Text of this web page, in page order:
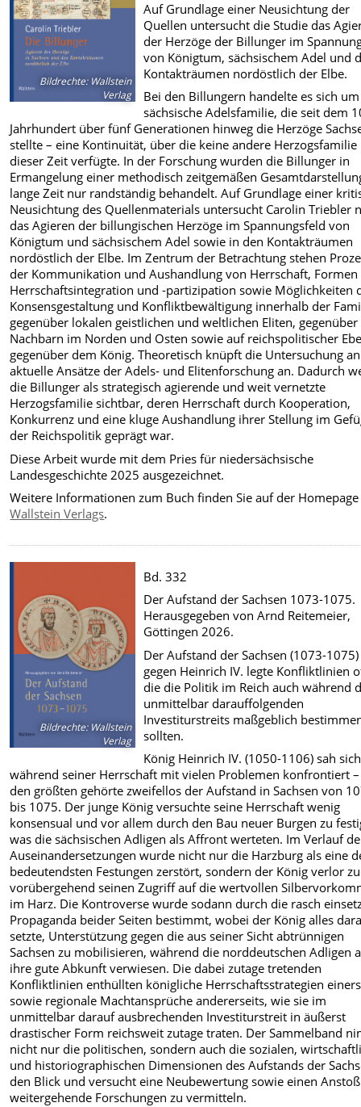
Bildrechte:Wallstein
Verlag
Auf Grundlage einer Neusichtung der
Quellen untersucht die Studie das
der Herzöge der Billunger im
von Königtum, sächsischem Adel und
Kontakträumen nordöstlich der Elbe.
Bei den Billungern handelte es sich
sächsische Adelsfamilie, die seit dem
Jahrhundert über fünf Generationen hinweg die Herzöge
stellte – eine Kontinuität, über die keine andere Herzogsfamilie
dieser Zeit verfügte. In der Forschung wurden die Billunger in
Ermangelung einer methodisch zeitgemäßen
lange Zeit nur randständig behandelt. Auf Grundlage einer
Neusichtung des Quellenmaterials untersucht Carolin Triebler
das Agieren der billungischen Herzöge im Spannungsfeld von
Königtum und sächsischem Adel sowie in den Kontakträumen
nordöstlich der Elbe. Im Zentrum der Betrachtung stehen
der Kommunikation und Aushandlung von Herrschaft, Formen
Herrschaftsintegration und -partizipation sowie Möglichkeiten
Konsensgestaltung und Konfliktbewältigung innerhalb der
gegenüber lokalen geistlichen und weltlichen Eliten,
Nachbarn im Norden und Osten sowie auf reichspolitischer
gegenüber dem König. Theoretisch knüpft die Untersuchung an
aktuelle Ansätze der Adels- und Elitenforschung an. Dadurch
die Billunger als strategisch agierende und weit vernetzte
Herzogsfamilie sichtbar, deren Herrschaft durch Kooperation,
Konkurrenz und eine kluge Aushandlung ihrer Stellung im
der Reichspolitik geprägt war.
Diese Arbeit wurde mit dem Pries für niedersächsische
Landesgeschichte 2025 ausgezeichnet.
Weitere Informationen zum Buch finden Sie auf der Homepage
Wallstein Verlags.
Bildrechte:Wallstein
Verlag
Bd. 332
Der Aufstand der Sachsen 1073-1075.
Herausgegeben von Arnd Reitemeier,
Göttingen 2026.
Der Aufstand der Sachsen (1073-1075)
gegen Heinrich IV. legte Konfliktlinien
die die Politik im Reich auch während
unmittelbar darauffolgenden
Investiturstreits maßgeblich
sollten.
König Heinrich IV. (1050-1106) sah sich
während seiner Herrschaft mit vielen Problemen konfrontiert
den größten gehörte zweifellos der Aufstand in Sachsen von
bis 1075. Der junge König versuchte seine Herrschaft wenig
konsensual und vor allem durch den Bau neuer Burgen zu
was die sächsischen Adligen als Affront werteten. Im Verlauf
Auseinandersetzungen wurde nicht nur die Harzburg als eine
bedeutendsten Festungen zerstört, sondern der König verlor
vorübergehend seinen Zugriff auf die wertvollen
im Harz. Die Kontroverse wurde sodann durch die rasch
Propaganda beider Seiten bestimmt, wobei der König alles
setzte, Unterstützung gegen die aus seiner Sicht abtrünnigen
Sachsen zu mobilisieren, während die norddeutschen Adligen
ihre gute Abkunft verwiesen. Die dabei zutage tretenden
Konfliktlinien enthüllten königliche Herrschaftsstrategien
sowie regionale Machtansprüche andererseits, wie sie im
unmittelbar darauf ausbrechenden Investiturstreit in äußerst
drastischer Form reichsweit zutage traten. Der Sammelband
nicht nur die politischen, sondern auch die sozialen,
und historiographischen Dimensionen des Aufstands der
den Blick und versucht eine Neubewertung sowie einen
weitergehende Forschungen zu vermitteln.